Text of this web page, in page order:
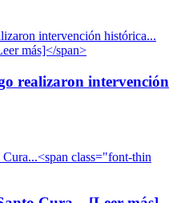
realizaron intervención